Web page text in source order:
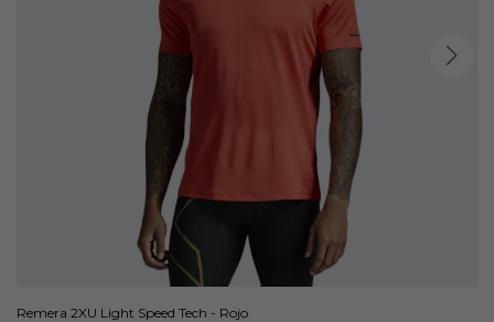
Remera 2XU Light Speed Tech - Rojo